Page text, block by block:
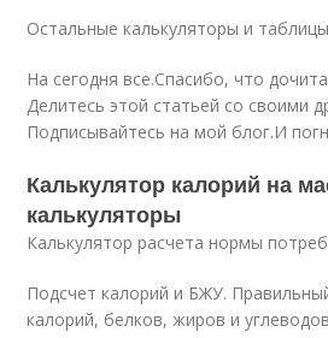
Остальные калькуляторы и
На сегодня все.Спасибо, что
Делитесь этой статьей со своими
Подписывайтесь на мой блог.И
Калькулятор калорий на
калькуляторы
Калькулятор расчета нормы
Подсчет калорий и БЖУ.
калорий, белков, жиров и